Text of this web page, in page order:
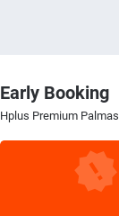
Early Booking
Hplus Premium Palmas